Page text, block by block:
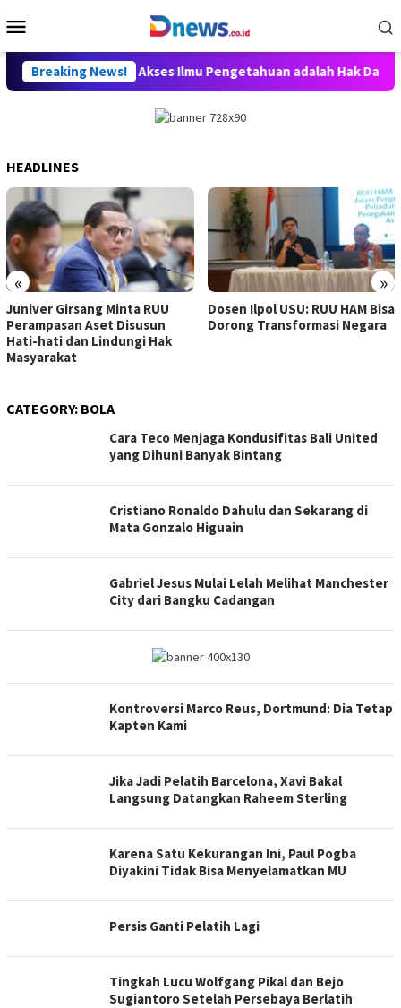
to
Menu
Breaking News!
Willy Aditya: Akses Ilmu Pengetahuan adalah Hak Dasar Warga
HEADLINES
« »
Juniver Girsang Minta RUU
Perampasan Aset Disusun
Hati-hati dan Lindungi Hak
Masyarakat
Dosen Ilpol USU: RUU HAM Bisa
Dorong Transformasi Negara
CATEGORY: BOLA
Cara Teco Menjaga Kondusifitas Bali United
yang Dihuni Banyak Bintang
Cristiano Ronaldo Dahulu dan Sekarang di
Mata Gonzalo Higuain
Gabriel Jesus Mulai Lelah Melihat Manchester
City dari Bangku Cadangan
Kontroversi Marco Reus, Dortmund: Dia Tetap
Kapten Kami
Jika Jadi Pelatih Barcelona, Xavi Bakal
Langsung Datangkan Raheem Sterling
Karena Satu Kekurangan Ini, Paul Pogba
Diyakini Tidak Bisa Menyelamatkan MU
Persis Ganti Pelatih Lagi
Tingkah Lucu Wolfgang Pikal dan Bejo
Sugiantoro Setelah Persebaya Berlatih